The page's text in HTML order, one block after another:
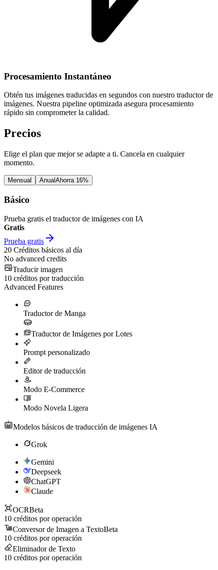
Procesamiento Instantáneo
Obtén tus imágenes traducidas en segundos con nuestro traductor de
imágenes. Nuestra pipeline optimizada asegura procesamiento
rápido sin comprometer la calidad.
Precios
Elige el plan que mejor se adapte a ti. Cancela en cualquier
momento.
Mensual AnualAhorra 16%
Básico
Prueba gratis el traductor de imágenes con IA
Gratis
Prueba gratis
20 Créditos básicos al día
No advanced credits
Traducir imagen
10 créditos por traducción
Advanced Features
Traductor de Manga
Traductor de Imágenes por Lotes
Prompt personalizado
Editor de traducción
Modo E-Commerce
Modo Novela Ligera
Modelos básicos de traducción de imágenes IA
Grok
Gemini
Deepseek
ChatGPT
Claude
OCRBeta
10 créditos por operación
Conversor de Imagen a TextoBeta
10 créditos por operación
Eliminador de Texto
10 créditos por operación